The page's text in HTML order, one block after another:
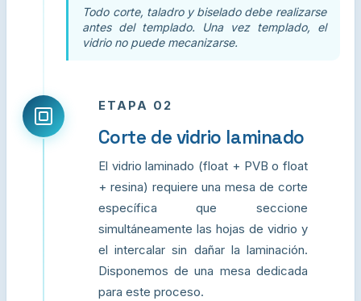
Todo corte, taladro y biselado debe realizarse
antes del templado. Una vez templado, el
vidrio no puede mecanizarse.
ETAPA 02
Corte de vidrio laminado
El vidrio laminado (float + PVB o float
+ resina) requiere una mesa de corte
específica que seccione
simultáneamente las hojas de vidrio y
el intercalar sin dañar la laminación.
Disponemos de una mesa dedicada
para este proceso.